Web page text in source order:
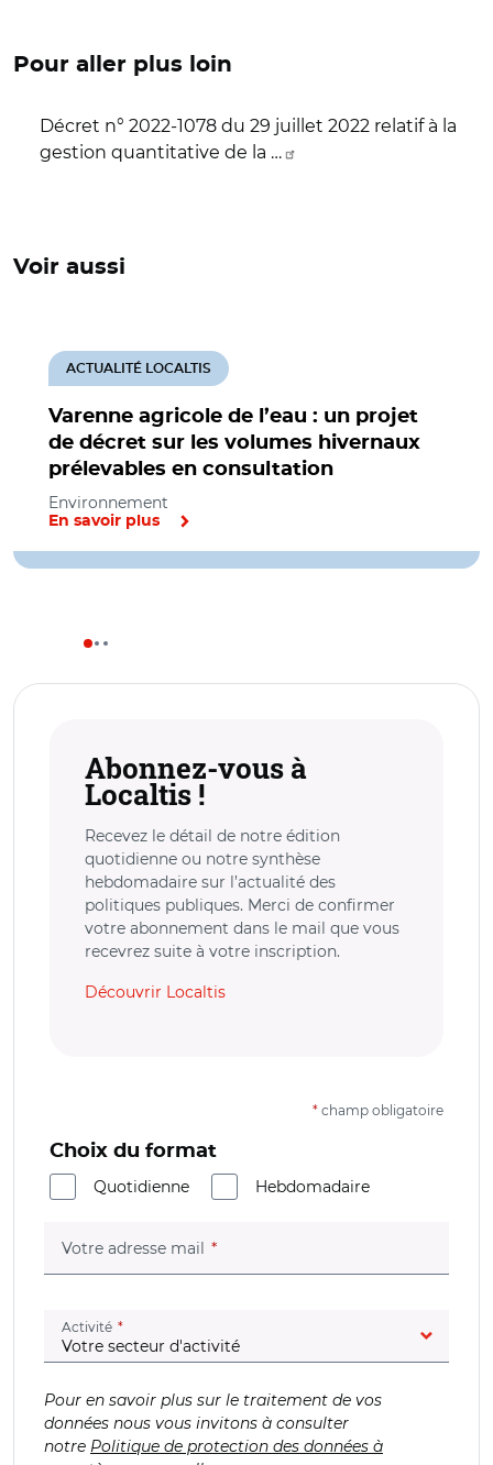
Pour aller plus loin
Décret n° 2022-1078 du 29 juillet 2022 relatif à la
gestion quantitative de la …
Voir aussi
Varenne agricole de l’eau : un projet
de décret sur les volumes hivernaux
prélevables en consultation
ACTUALITÉ LOCALTIS
Environnement
En savoir plus
Abonnez-vous à
Localtis !
Recevez le détail de notre édition
quotidienne ou notre synthèse
hebdomadaire sur l’actualité des
politiques publiques. Merci de confirmer
votre abonnement dans le mail que vous
recevrez suite à votre inscription.
Découvrir Localtis
* champ obligatoire
Choix du format
Quotidienne
Hebdomadaire
Votre adresse mail (champ obligatoire)
Activité (champ obligatoire)
Pour en savoir plus sur le traitement de vos
données nous vous invitons à consulter
notre Politique de protection des données à